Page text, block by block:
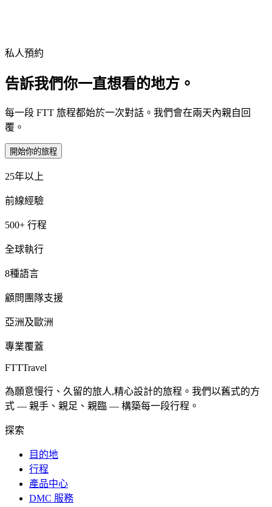
私人預約
告訴我們你一直想看的地方。
每一段 FTT 旅程都始於一次對話。我們會在兩天內親自回
覆。
開始你的旅程
25年以上
前線經驗
500+ 行程
全球執行
8種語言
顧問團隊支援
亞洲及歐洲
專業覆蓋
FTTTravel
為願意慢行、久留的旅人,精心設計的旅程。我們以舊式的方
式 — 親手、親足、親臨 — 構築每一段行程。
探索
目的地
行程
產品中心
DMC 服務